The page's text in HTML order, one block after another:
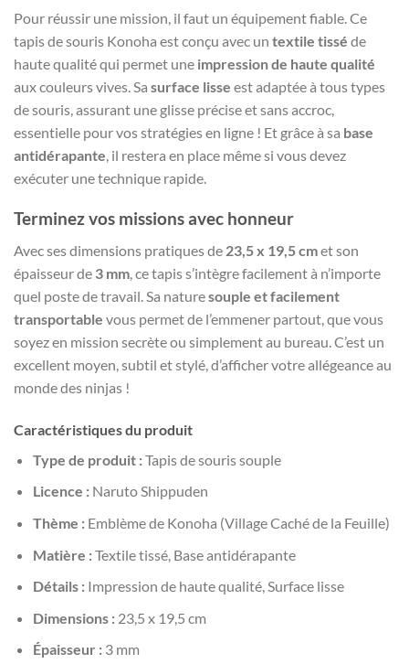
Pour réussir une mission, il faut un équipement fiable. Ce
tapis de souris Konoha est conçu avec un textile tissé de
haute qualité qui permet une impression de haute qualité
aux couleurs vives. Sa surface lisse est adaptée à tous types
de souris, assurant une glisse précise et sans accroc,
essentielle pour vos stratégies en ligne ! Et grâce à sa base
antidérapante , il restera en place même si vous devez
exécuter une technique rapide.
Terminez vos missions avec honneur
Avec ses dimensions pratiques de 23,5 x 19,5 cmet son
épaisseur de 3 mm, ce tapis s’intègre facilement à n’importe
quel poste de travail. Sa naturesouple et facilement
transportable vous permet de l’emmener partout, que vous
soyez en mission secrète ou simplement au bureau. C’est un
excellent moyen, subtil et stylé, d’afficher votre allégeance au
monde des ninjas !
Caractéristiques du produit
Type de produit :Tapis de souris souple
Licence :Naruto Shippuden
Thème :Emblème de Konoha (Village Caché de la Feuille)
Matière :Textile tissé, Base antidérapante
Détails :Impression de haute qualité, Surface lisse
Dimensions :23,5 x 19,5 cm
Épaisseur :3 mm